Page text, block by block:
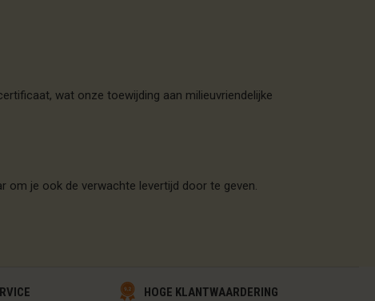
wat onze toewijding aan milieuvriendelijke
om je ook de verwachte levertijd door te geven.
HOGE KLANTWAARDERING